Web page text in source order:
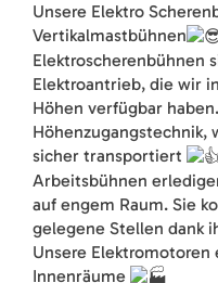
Unsere Elektro
Vertikalmastbühnen
Elektroscherenbühnen
Elektroantrieb, die wir
Höhen verfügbar
Höhenzugangstechnik,
sicher transportiert
Arbeitsbühnen
auf engem Raum. Sie
gelegene Stellen dank
Unsere
Innenräume